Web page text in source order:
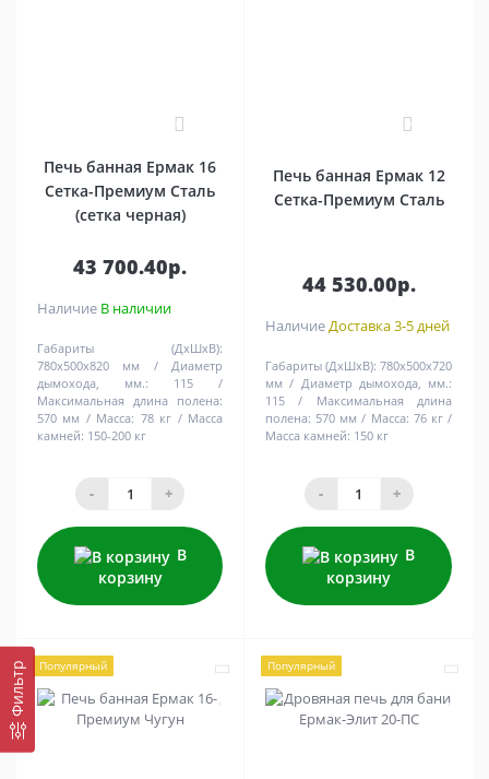
Фильтр
0
Печь банная Ермак 16
Сетка-Премиум Сталь
(сетка черная)
43 700.40р.
Наличие В наличии
Габариты (ДхШхВ):
780х500х820 мм
Диаметр
дымохода, мм.:
115
Максимальная длина полена:
570 мм
Масса: 78 кг
Масса
камней: 150-200 кг
- +
В
корзину
0
Печь банная Ермак 12
Сетка-Премиум Сталь
44 530.00р.
НаличиеДоставка 3-5 дней
Габариты (ДхШхВ): 780х500х720
мм
Диаметр дымохода, мм.:
115
Максимальная длина
полена: 570 мм Масса: 76 кг
Масса камней: 150 кг
- +
В
корзину
Популярный Популярный